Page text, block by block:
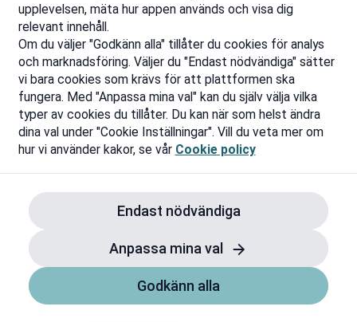
upplevelsen, mäta hur appen används och visa dig
relevant innehåll.
Om du väljer "Godkänn alla" tillåter du cookies för analys
och marknadsföring. Väljer du "Endast nödvändiga" sätter
vi bara cookies som krävs för att plattformen ska
fungera. Med "Anpassa mina val" kan du själv välja vilka
typer av cookies du tillåter. Du kan när som helst ändra
dina val under "Cookie Inställningar". Vill du veta mer om
hur vi använder kakor, se vår Cookie policy
Endast nödvändiga
Anpassa mina val
Godkänn alla